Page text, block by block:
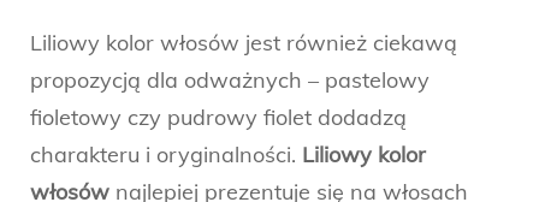
Liliowy kolor włosów jest również ciekawą
propozycją dla odważnych – pastelowy
fioletowy czy pudrowy fiolet dodadzą
charakteru i oryginalności. Liliowy kolor
włosów najlepiej prezentuje się na włosach